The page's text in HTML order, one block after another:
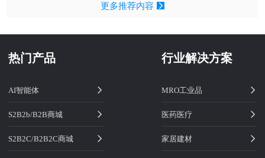
更多推荐内容
热门产品
AI智能体
S2B2b/B2B商城
S2B2C/B2B2C商城
行业解决方案
MRO工业品
医药医疗
家居建材